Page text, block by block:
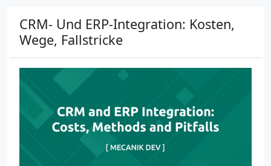
CRM- Und ERP-Integration: Kosten,
Wege, Fallstricke